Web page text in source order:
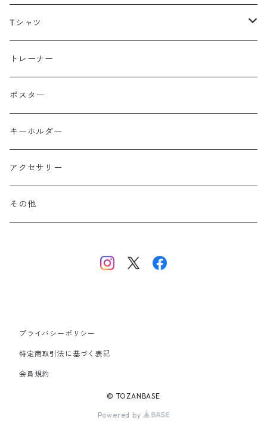
海外
北海道
東北
上信越・尾瀬・日光・北関東
北アルプス
美ヶ原・八ヶ岳・秩父・多摩・南関東
その他
Tシャツ
半袖
コットン
ポリエステル
長袖
Performance Art Wear
トレーナー
ポスター
キーホルダー
アクセサリー
その他
プライバシーポリシー
特定商取引法に基づく表記
会員規約
© TOZANBASE
Powered by